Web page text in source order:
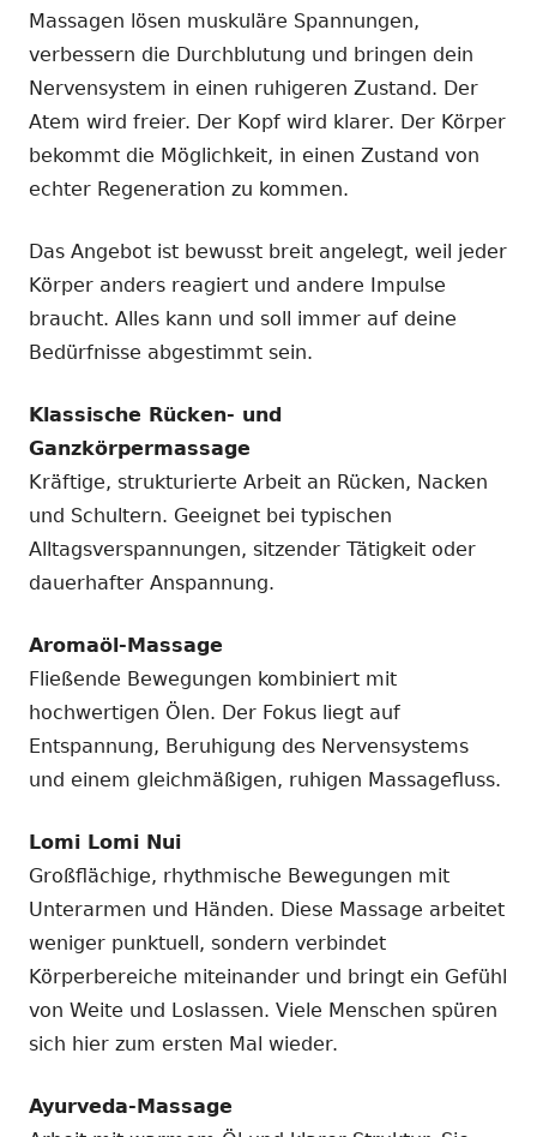
Massagen lösen muskuläre Spannungen,
verbessern die Durchblutung und bringen dein
Nervensystem in einen ruhigeren Zustand. Der
Atem wird freier. Der Kopf wird klarer. Der Körper
bekommt die Möglichkeit, in einen Zustand von
echter Regeneration zu kommen.
Das Angebot ist bewusst breit angelegt, weil jeder
Körper anders reagiert und andere Impulse
braucht. Alles kann und soll immer auf deine
Bedürfnisse abgestimmt sein.
Klassische Rücken- und
Ganzkörpermassage
Kräftige, strukturierte Arbeit an Rücken, Nacken
und Schultern. Geeignet bei typischen
Alltagsverspannungen, sitzender Tätigkeit oder
dauerhafter Anspannung.
Aromaöl-Massage
Fließende Bewegungen kombiniert mit
hochwertigen Ölen. Der Fokus liegt auf
Entspannung, Beruhigung des Nervensystems
und einem gleichmäßigen, ruhigen Massagefluss.
Lomi Lomi Nui
Großflächige, rhythmische Bewegungen mit
Unterarmen und Händen. Diese Massage arbeitet
weniger punktuell, sondern verbindet
Körperbereiche miteinander und bringt ein Gefühl
von Weite und Loslassen. Viele Menschen spüren
sich hier zum ersten Mal wieder.
Ayurveda-Massage